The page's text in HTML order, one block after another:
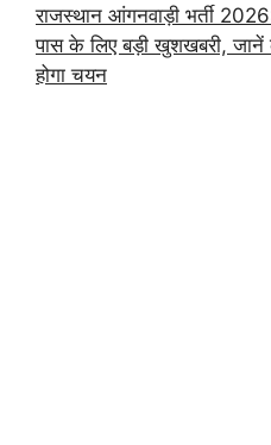
राजस्थान आंगनवाड़ी भर्ती
पास के लिए बड़ी खुशखबरी,
होगा चयन